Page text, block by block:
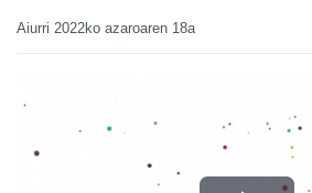
Aiurri 2022ko azaroaren 18a